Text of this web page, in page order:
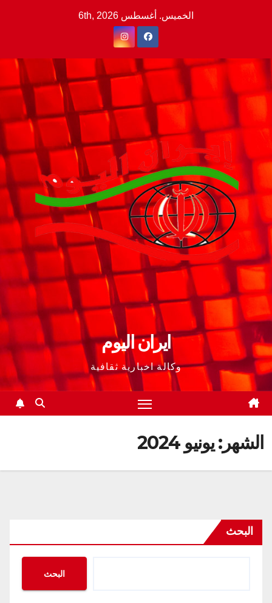
الخميس. أغسطس 6th, 2026
ايران اليوم
وكالة اخبارية ثقافية
الشهر:يونيو 2024
البحث
البحث